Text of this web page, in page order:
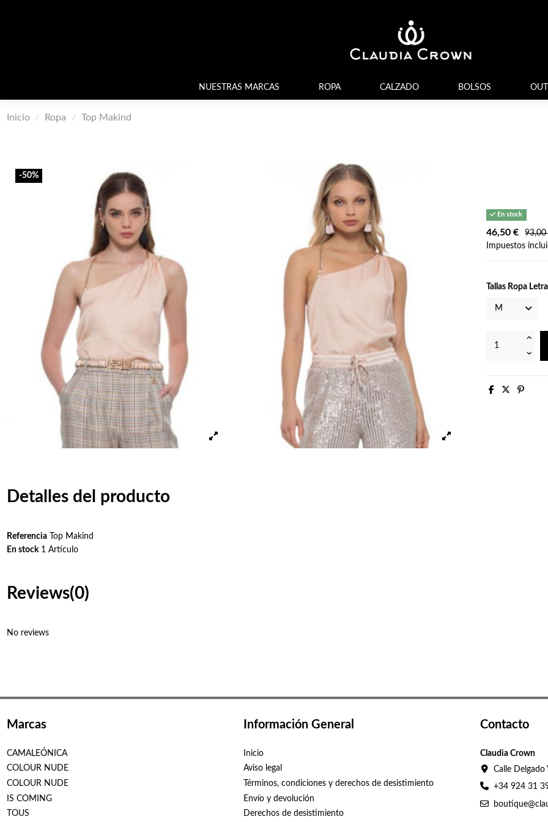
NUESTRAS MARCAS ROPA CALZADO BOLSOS
Inicio Ropa Top Makind
-50%
En stock
46,50 € 93,00
Impuestos
Tallas Ropa
Detalles del producto
Referencia
Top Makind
En stock 1 Artículo
Reviews(0)
No reviews
Marcas
CAMALEÓNICA
COLOUR NUDE
COLOUR NUDE
IS COMING
TOUS
Información General
Inicio
Aviso legal
Términos, condiciones y derechos de desistimiento
Envío y devolución
Derechos de desistimiento
Contacto
Claudia Crown
Calle Delgado
+34 924 31